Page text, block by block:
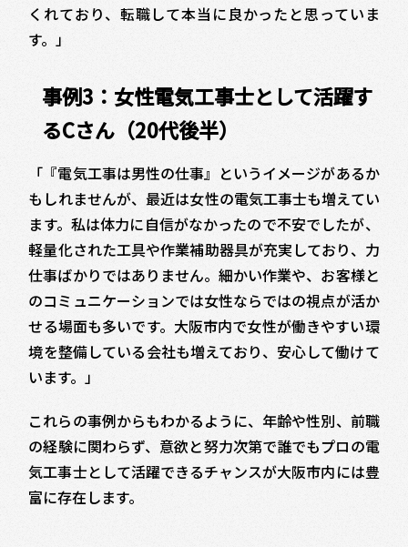
くれており、転職して本当に良かったと思っていま
す。」
事例3：女性電気工事士として活躍す
るCさん（20代後半）
「『電気工事は男性の仕事』というイメージがあるか
もしれませんが、最近は女性の電気工事士も増えてい
ます。私は体力に自信がなかったので不安でしたが、
軽量化された工具や作業補助器具が充実しており、力
仕事ばかりではありません。細かい作業や、お客様と
のコミュニケーションでは女性ならではの視点が活か
せる場面も多いです。大阪市内で女性が働きやすい環
境を整備している会社も増えており、安心して働けて
います。」
これらの事例からもわかるように、年齢や性別、前職
の経験に関わらず、意欲と努力次第で誰でもプロの電
気工事士として活躍できるチャンスが大阪市内には豊
富に存在します。